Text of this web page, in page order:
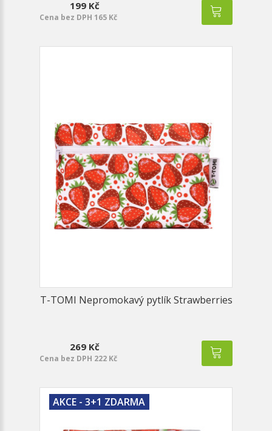
199 Kč
Cena bez DPH 165 Kč
T-TOMI Nepromokavý pytlík Strawberries
269 Kč
Cena bez DPH 222 Kč
AKCE - 3+1 ZDARMA